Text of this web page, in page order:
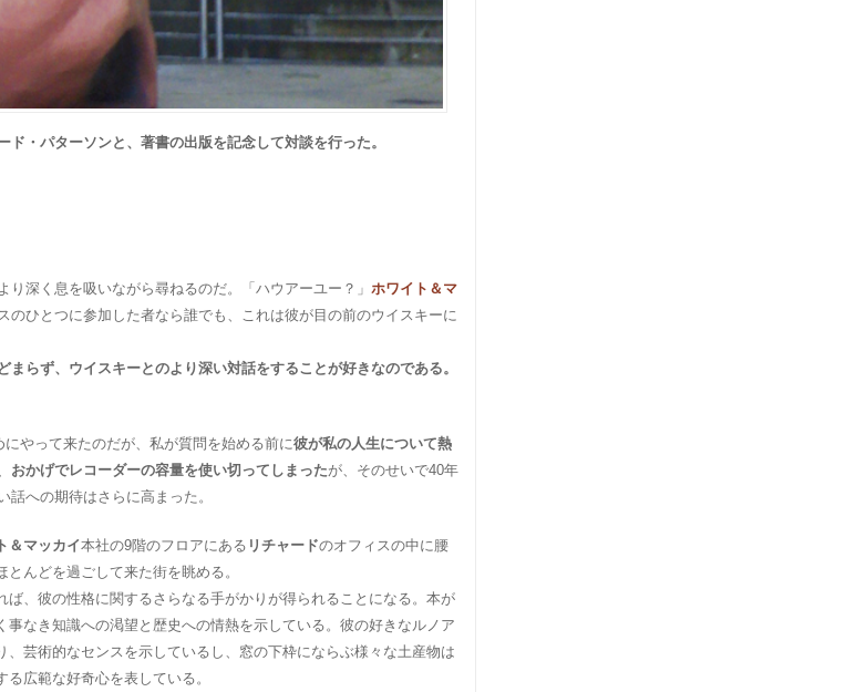
・パターソンと、著書の出版を記念して対談を行った。
深く息を吸いながら尋ねるのだ。「ハウアーユー？」 ホワイト＆マ
のひとつに参加した者なら誰でも、これは彼が目の前のウイスキーに
まらず、ウイスキーとのより深い対話をすることが好きなのである。
やって来たのだが、私が質問を始める前に彼が私の人生について熱
おかげでレコーダーの容量を使い切ってしまったが、そのせいで40年
への期待はさらに高まった。
＆マッカイ本社の9階のフロアにある リチャードのオフィスの中に腰
んどを過ごして来た街を眺める。
ば、彼の性格に関するさらなる手がかりが得られることになる。本が
事なき知識への渇望と歴史への情熱を示している。彼の好きなルノア
、芸術的なセンスを示しているし、窓の下枠にならぶ様々な土産物は
広範な好奇心を表している。